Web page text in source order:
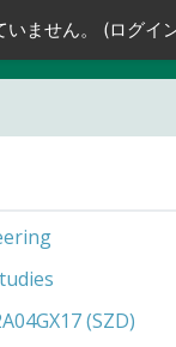
いません。 (ログイ
(SZD)